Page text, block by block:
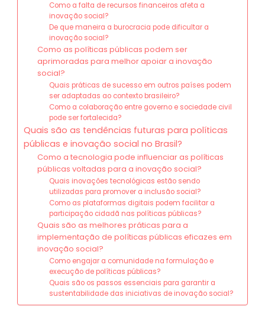
Como a falta de recursos financeiros afeta a
inovação social?
De que maneira a burocracia pode dificultar a
inovação social?
Como as políticas públicas podem ser
aprimoradas para melhor apoiar a inovação
social?
Quais práticas de sucesso em outros países podem
ser adaptadas ao contexto brasileiro?
Como a colaboração entre governo e sociedade civil
pode ser fortalecida?
Quais são as tendências futuras para políticas
públicas e inovação social no Brasil?
Como a tecnologia pode influenciar as políticas
públicas voltadas para a inovação social?
Quais inovações tecnológicas estão sendo
utilizadas para promover a inclusão social?
Como as plataformas digitais podem facilitar a
participação cidadã nas políticas públicas?
Quais são as melhores práticas para a
implementação de políticas públicas eficazes em
inovação social?
Como engajar a comunidade na formulação e
execução de políticas públicas?
Quais são os passos essenciais para garantir a
sustentabilidade das iniciativas de inovação social?